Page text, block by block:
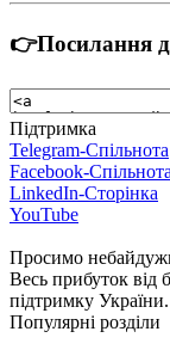
👉Посилання
Підтримка
Telegram-Спільнота
Facebook-Спільнота
LinkedIn-Сторінка
YouTube
Просимо
Весь прибуток від
підтримку України.
Популярні розділи